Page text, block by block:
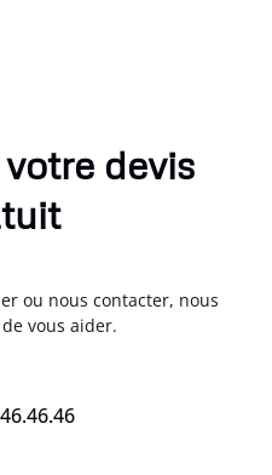
devis
ou nous contacter, nous
vous aider.